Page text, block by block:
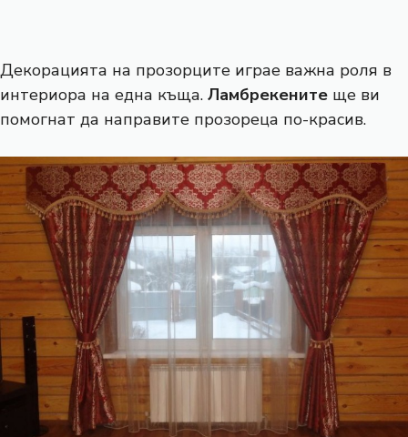
Декорацията на прозорците играе важна роля в
интериора на една къща. Ламбрекените ще ви
помогнат да направите прозореца по-красив.